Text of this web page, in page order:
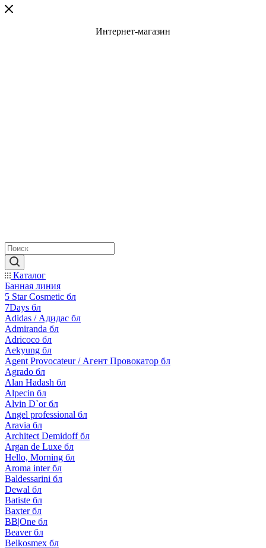
Интернет-магазин
Каталог
Банная линия
5 Star Cosmetic бл
7Days бл
Adidas / Адидас бл
Admiranda бл
Adricoco бл
Aekyung бл
Agent Provocateur / Агент Провокатор бл
Agrado бл
Alan Hadash бл
Alpecin бл
Alvin D`or бл
Angel professional бл
Aravia бл
Architect Demidoff бл
Argan de Luxe бл
Hello, Morning бл
Aroma inter бл
Baldessarini бл
Dewal бл
Batiste бл
Baxter бл
BB|One бл
Beaver бл
Belkosmex бл